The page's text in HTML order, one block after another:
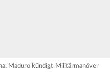
Maduro kündigt Militärmanöver